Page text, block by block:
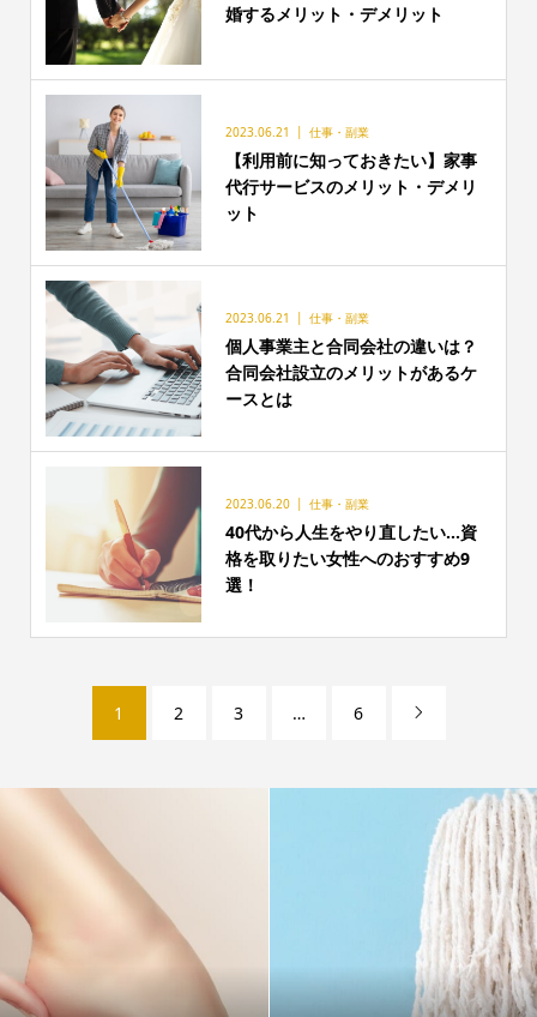
婚するメリット・デメリット
2023.06.21 仕事・副業
【利用前に知っておきたい】家事
代行サービスのメリット・デメリ
ット
2023.06.21 仕事・副業
個人事業主と合同会社の違いは？
合同会社設立のメリットがあるケ
ースとは
2023.06.20 仕事・副業
40代から人生をやり直したい…資
格を取りたい女性へのおすすめ9
選！
1 2 3 … 6 